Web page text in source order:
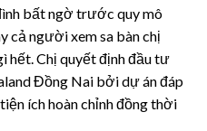
bất ngờ trước quy mô
cả người xem sa bàn chị
hết. Chị quyết định đầu tư
Đồng Nai bởi dự án đáp
ích hoàn chỉnh đồng thời